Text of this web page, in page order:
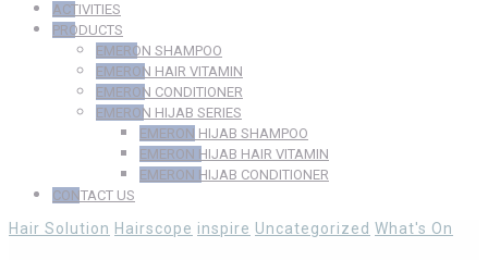
ACTIVITIES
PRODUCTS
EMERON SHAMPOO
EMERON HAIR VITAMIN
EMERON CONDITIONER
EMERON HIJAB SERIES
EMERON HIJAB SHAMPOO
EMERON HIJAB HAIR VITAMIN
EMERON HIJAB CONDITIONER
CONTACT US
Hair Solution Hairscope inspire Uncategorized What's On